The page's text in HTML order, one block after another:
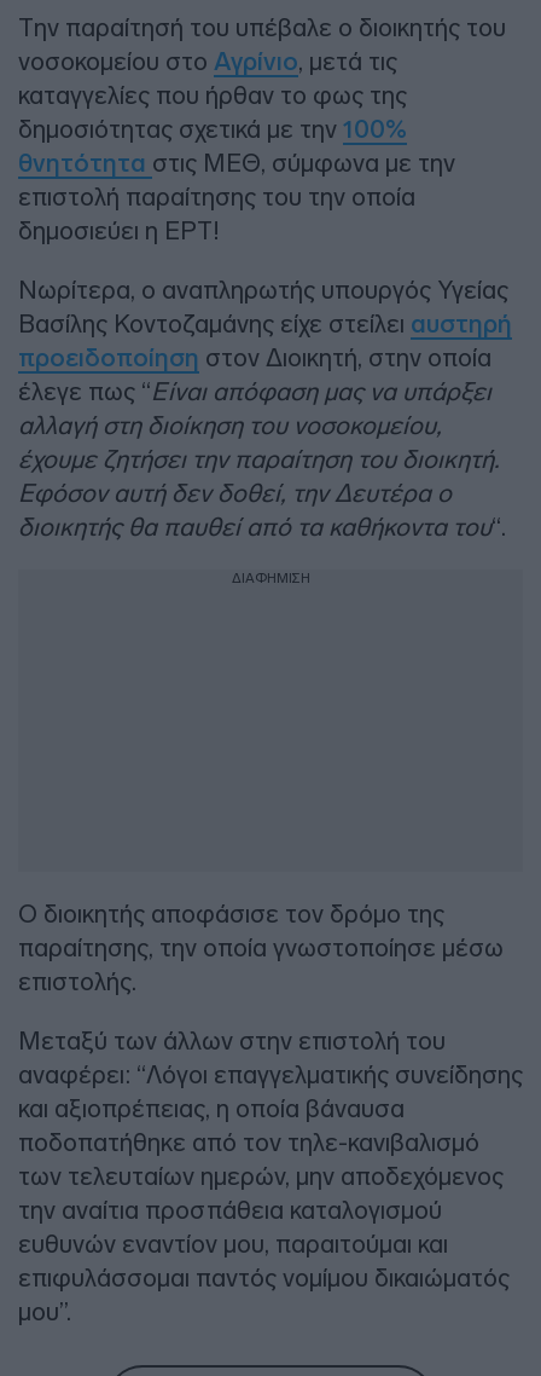
Την παραίτησή του υπέβαλε ο διοικητής του
νοσοκομείου στο Αγρίνιο, μετά τις
καταγγελίες που ήρθαν το φως της
δημοσιότητας σχετικά με την 100%
θνητότητα στις ΜΕΘ, σύμφωνα με την
επιστολή παραίτησης του την οποία
δημοσιεύει η ΕΡΤ!
Νωρίτερα, ο αναπληρωτής υπουργός Υγείας
Βασίλης Κοντοζαμάνης είχε στείλει αυστηρή
προειδοποίηση στον Διοικητή, στην οποία
έλεγε πως “Είναι απόφαση μας να υπάρξει
αλλαγή στη διοίκηση του νοσοκομείου,
έχουμε ζητήσει την παραίτηση του διοικητή.
Εφόσον αυτή δεν δοθεί, την Δευτέρα ο
διοικητής θα παυθεί από τα καθήκοντα του“.
ΔΙΑΦΗΜΙΣΗ
Ο διοικητής αποφάσισε τον δρόμο της
παραίτησης, την οποία γνωστοποίησε μέσω
επιστολής.
Μεταξύ των άλλων στην επιστολή του
αναφέρει: “Λόγοι επαγγελματικής συνείδησης
και αξιοπρέπειας, η οποία βάναυσα
ποδοπατήθηκε από τον τηλε-κανιβαλισμό
των τελευταίων ημερών, μην αποδεχόμενος
την αναίτια προσπάθεια καταλογισμού
ευθυνών εναντίον μου, παραιτούμαι και
επιφυλάσσομαι παντός νομίμου δικαιώματός
μου”.